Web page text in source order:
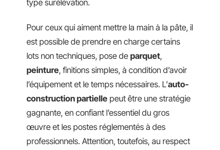
type surélévation.
Pour ceux qui aiment mettre la main à la pâte, il
est possible de prendre en charge certains
lots non techniques, pose de parquet,
peinture, finitions simples, à condition d’avoir
l’équipement et le temps nécessaires. L’auto-
construction partielle peut être une stratégie
gagnante, en confiant l’essentiel du gros
œuvre et les postes réglementés à des
professionnels. Attention, toutefois, au respect